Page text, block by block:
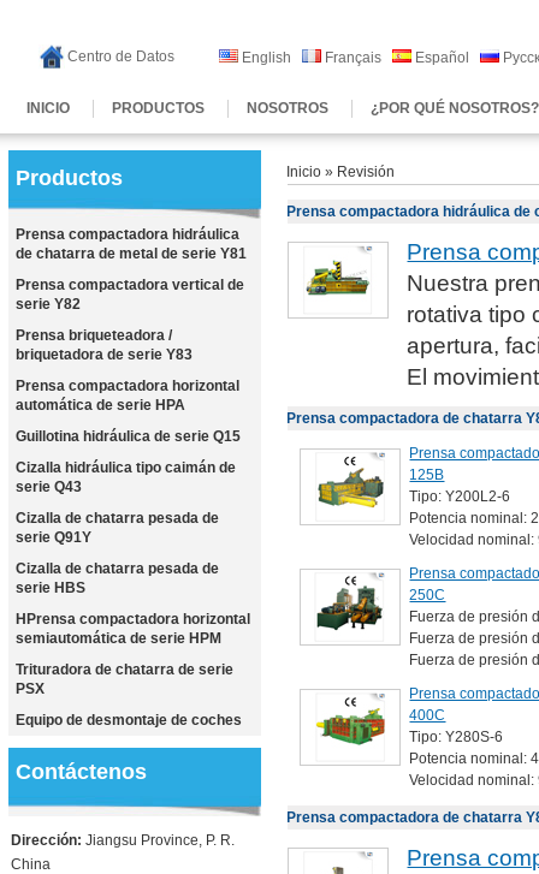
Centro de Datos English Français Español
INICIO PRODUCTOS NOSOTROS ¿POR QUÉ NOSOTROS?
Productos
Prensa compactadora hidráulica
de chatarra de metal de serie Y81
Prensa compactadora vertical de
serie Y82
Prensa briqueteadora /
briquetadora de serie Y83
Prensa compactadora horizontal
automática de serie HPA
Guillotina hidráulica de serie Q15
Cizalla hidráulica tipo caimán de
serie Q43
Cizalla de chatarra pesada de
serie Q91Y
Cizalla de chatarra pesada de
serie HBS
HPrensa compactadora horizontal
semiautomática de serie HPM
Trituradora de chatarra de serie
PSX
Equipo de desmontaje de coches
Contáctenos
Dirección: Jiangsu Province, P. R.
China
Inicio » Revisión
Prensa compactadora hidráulica de
Prensa
Nuestra
rotativa tipo
apertura,
El
Prensa compactadora de chatarra
Prensa
125B
Tipo: Y200L2-6
Potencia nominal:
Velocidad nominal:
Prensa
250C
Fuerza de presión
Fuerza de presión
Fuerza de presión
Prensa
400C
Tipo: Y280S-6
Potencia nominal:
Velocidad nominal:
Prensa compactadora de chatarra
Prensa